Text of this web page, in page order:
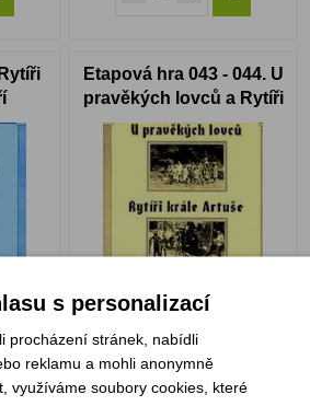
Etapová hra 043 - 044. U
pravěkých lovců a Rytíři
krále Artuše
Skladem
s personalizací
procházení stránek, nabídli
reklamu a mohli anonymně
využíváme soubory cookies, které